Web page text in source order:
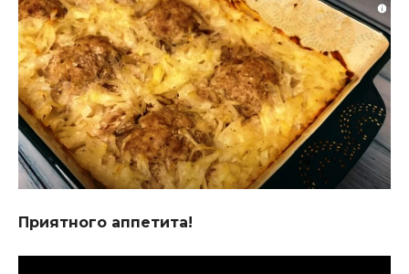
Приятного аппетита!